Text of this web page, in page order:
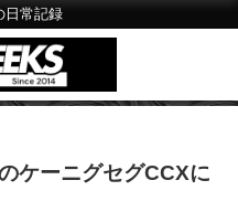
日常記録
ケーニグセグCCXに